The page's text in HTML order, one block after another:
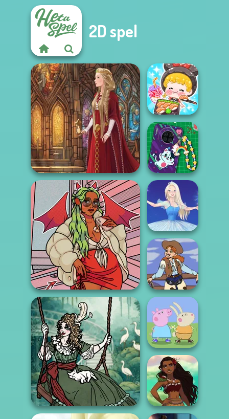
2D spel
Medieval Doll
https://www.dolldivine.com/mei...
ASMR Girl:
Livestream
Mukbang
DIY Phone Case
Shop
Ice Ballerina
Cowgirl
Peppa Pig
Character
Creator